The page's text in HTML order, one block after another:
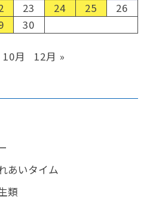
23 24 25
26
30
10月 12月 »
あいタイム
類